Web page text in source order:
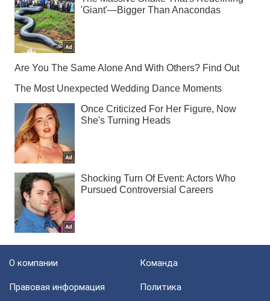
О компании Команда
Правовая информация
Политика